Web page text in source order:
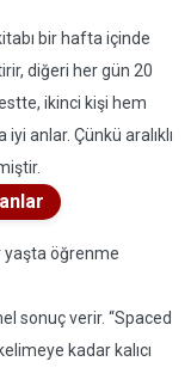
bir hafta içinde
diğeri her gün 20
ikinci kişi hem
anlar. Çünkü aralıklı
yaşta öğrenme
sonuç verir. “Spaced
kadar kalıcı